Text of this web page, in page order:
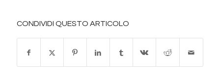
CONDIVIDI QUESTO ARTICOLO